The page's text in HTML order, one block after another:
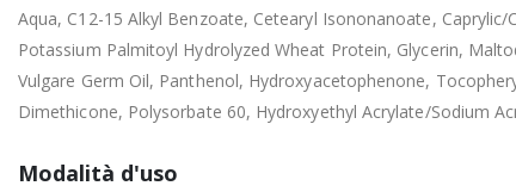
Aqua, C12-15 Alkyl Benzoate, Cetearyl Isononanoate,
Potassium Palmitoyl Hydrolyzed Wheat Protein, Glycerin,
Vulgare Germ Oil, Panthenol, Hydroxyacetophenone,
Dimethicone, Polysorbate 60, Hydroxyethyl Acrylate/Sodium
Modalità d'uso